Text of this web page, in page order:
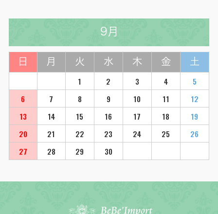
9月
日 月 火 水 木 金 土
1 2 3 4
5
6
7 8 9 10 11
12
13
14 15 16 17 18
19
20
21 22 23 24 25
26
27
28 29 30